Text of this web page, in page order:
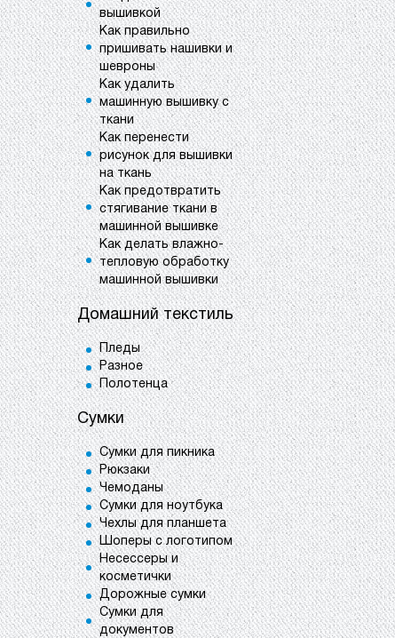
вышивкой
Как правильно
пришивать нашивки и
шевроны
Как удалить
машинную вышивку с
ткани
Как перенести
рисунок для вышивки
на ткань
Как предотвратить
стягивание ткани в
машинной вышивке
Как делать влажно-
тепловую обработку
машинной вышивки
Домашний текстиль
Пледы
Разное
Полотенца
Сумки
Сумки для пикника
Рюкзаки
Чемоданы
Сумки для ноутбука
Чехлы для планшета
Шоперы с логотипом
Несессеры и
косметички
Дорожные сумки
Сумки для
документов